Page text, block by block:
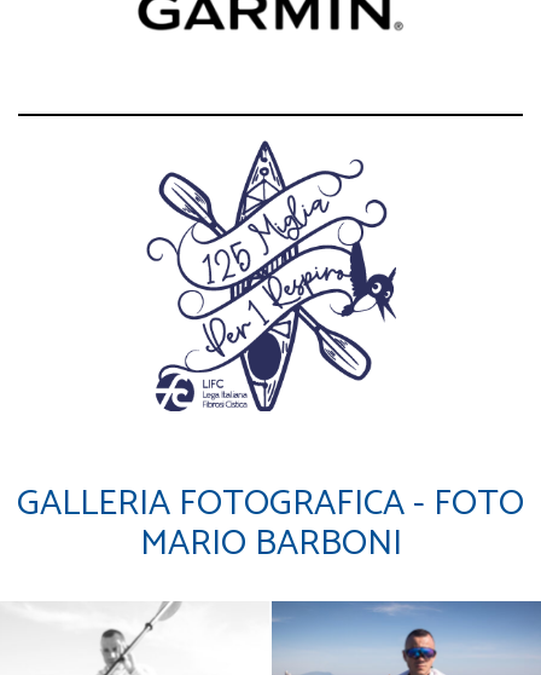
GALLERIA FOTOGRAFICA - FOTO
MARIO BARBONI